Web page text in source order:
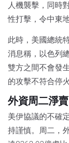
人機襲擊，同時
性打擊，令中東
此時，美國總統
消息稱，以色列
雙方之間不會發
的攻擊不符合停
外資周二淨
美伊協議的不確
持謹慎。周二，